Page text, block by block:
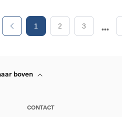
1 2 3
boven
CONTACT